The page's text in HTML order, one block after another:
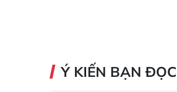
Ý KIẾN BẠN ĐỌC